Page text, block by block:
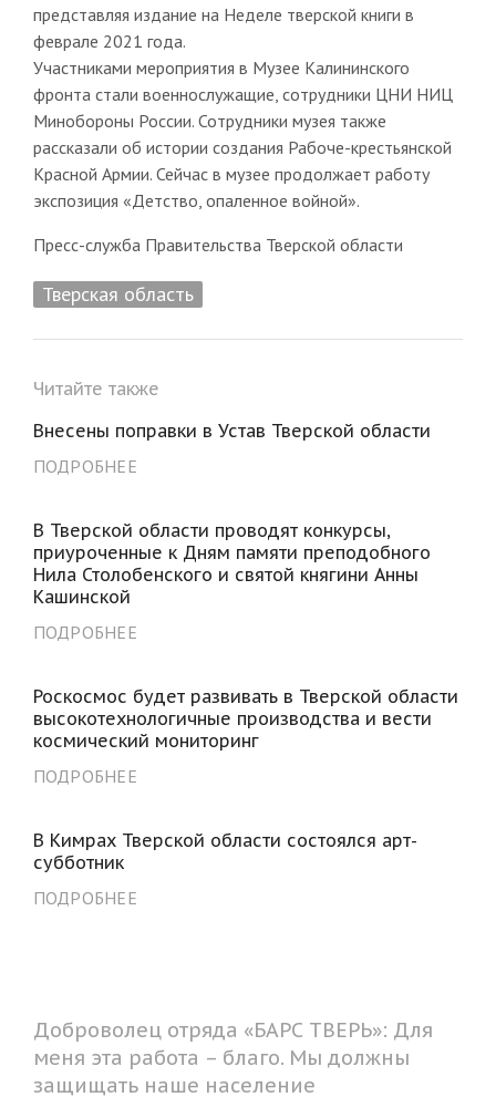
представляя издание на Неделе тверской книги в
феврале 2021 года.
Участниками мероприятия в Музее Калининского
фронта стали военнослужащие, сотрудники ЦНИ НИЦ
Минобороны России. Сотрудники музея также
рассказали об истории создания Рабоче-крестьянской
Красной Армии. Сейчас в музее продолжает работу
экспозиция «Детство, опаленное войной».
Пресс-служба Правительства Тверской области
Тверская область
Читайте также
Внесены поправки в Устав Тверской области
ПОДРОБНЕЕ
В Тверской области проводят конкурсы,
приуроченные к Дням памяти преподобного
Нила Столобенского и святой княгини Анны
Кашинской
ПОДРОБНЕЕ
Роскосмос будет развивать в Тверской области
высокотехнологичные производства и вести
космический мониторинг
ПОДРОБНЕЕ
В Кимрах Тверской области состоялся арт-
субботник
ПОДРОБНЕЕ
Доброволец отряда «БАРС ТВЕРЬ»: Для
меня эта работа – благо. Мы должны
защищать наше население